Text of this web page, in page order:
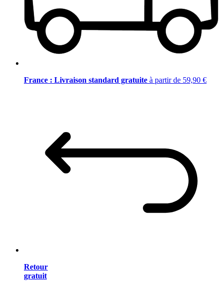
France : Livraison standard gratuite à partir de 59,90 €
Retour
gratuit